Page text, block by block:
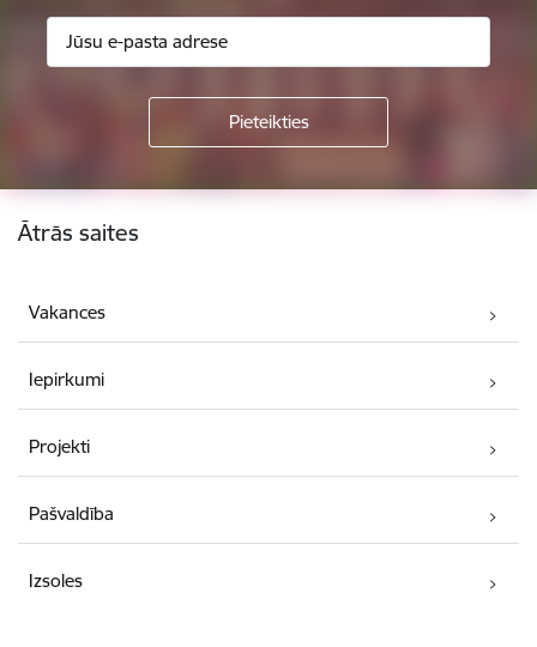
Kājene
Ātrās saites
Vakances
Iepirkumi
Projekti
Pašvaldība
Izsoles